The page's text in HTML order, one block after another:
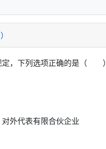
定，下列选项正确的是（ ）
外代表有限合伙企业